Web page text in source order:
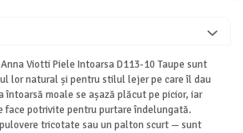
Viotti Piele Intoarsa D113-10 Taupe sunt
lor natural și pentru stilul lejer pe care îl dau
întoarsă moale se așază plăcut pe picior, iar
face potrivite pentru purtare îndelungată.
tricotate sau un palton scurt — sunt